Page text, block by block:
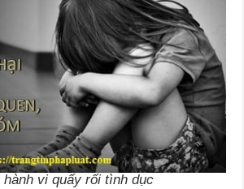
vi quấy rối tình dục